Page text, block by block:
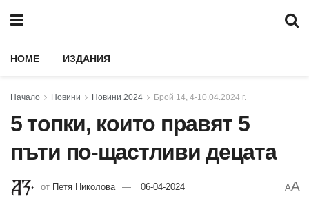
HOME ИЗДАНИЯ
Начало Новини Новини 2024 Брой 14, 4-10.04.2024 г.
5 топки, които правят 5
пъти по-щастливи децата
от Петя Николова 06-04-2024 AA